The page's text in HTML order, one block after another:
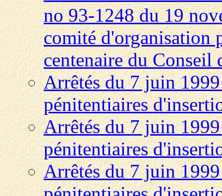
no 93-1248 du 19
comité d'organisation
centenaire du Conseil
Arrêtés du 7 juin
pénitentiaires
Arrêtés du 7 juin
pénitentiaires
Arrêtés du 7 juin